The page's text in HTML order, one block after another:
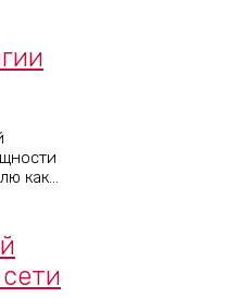
как...